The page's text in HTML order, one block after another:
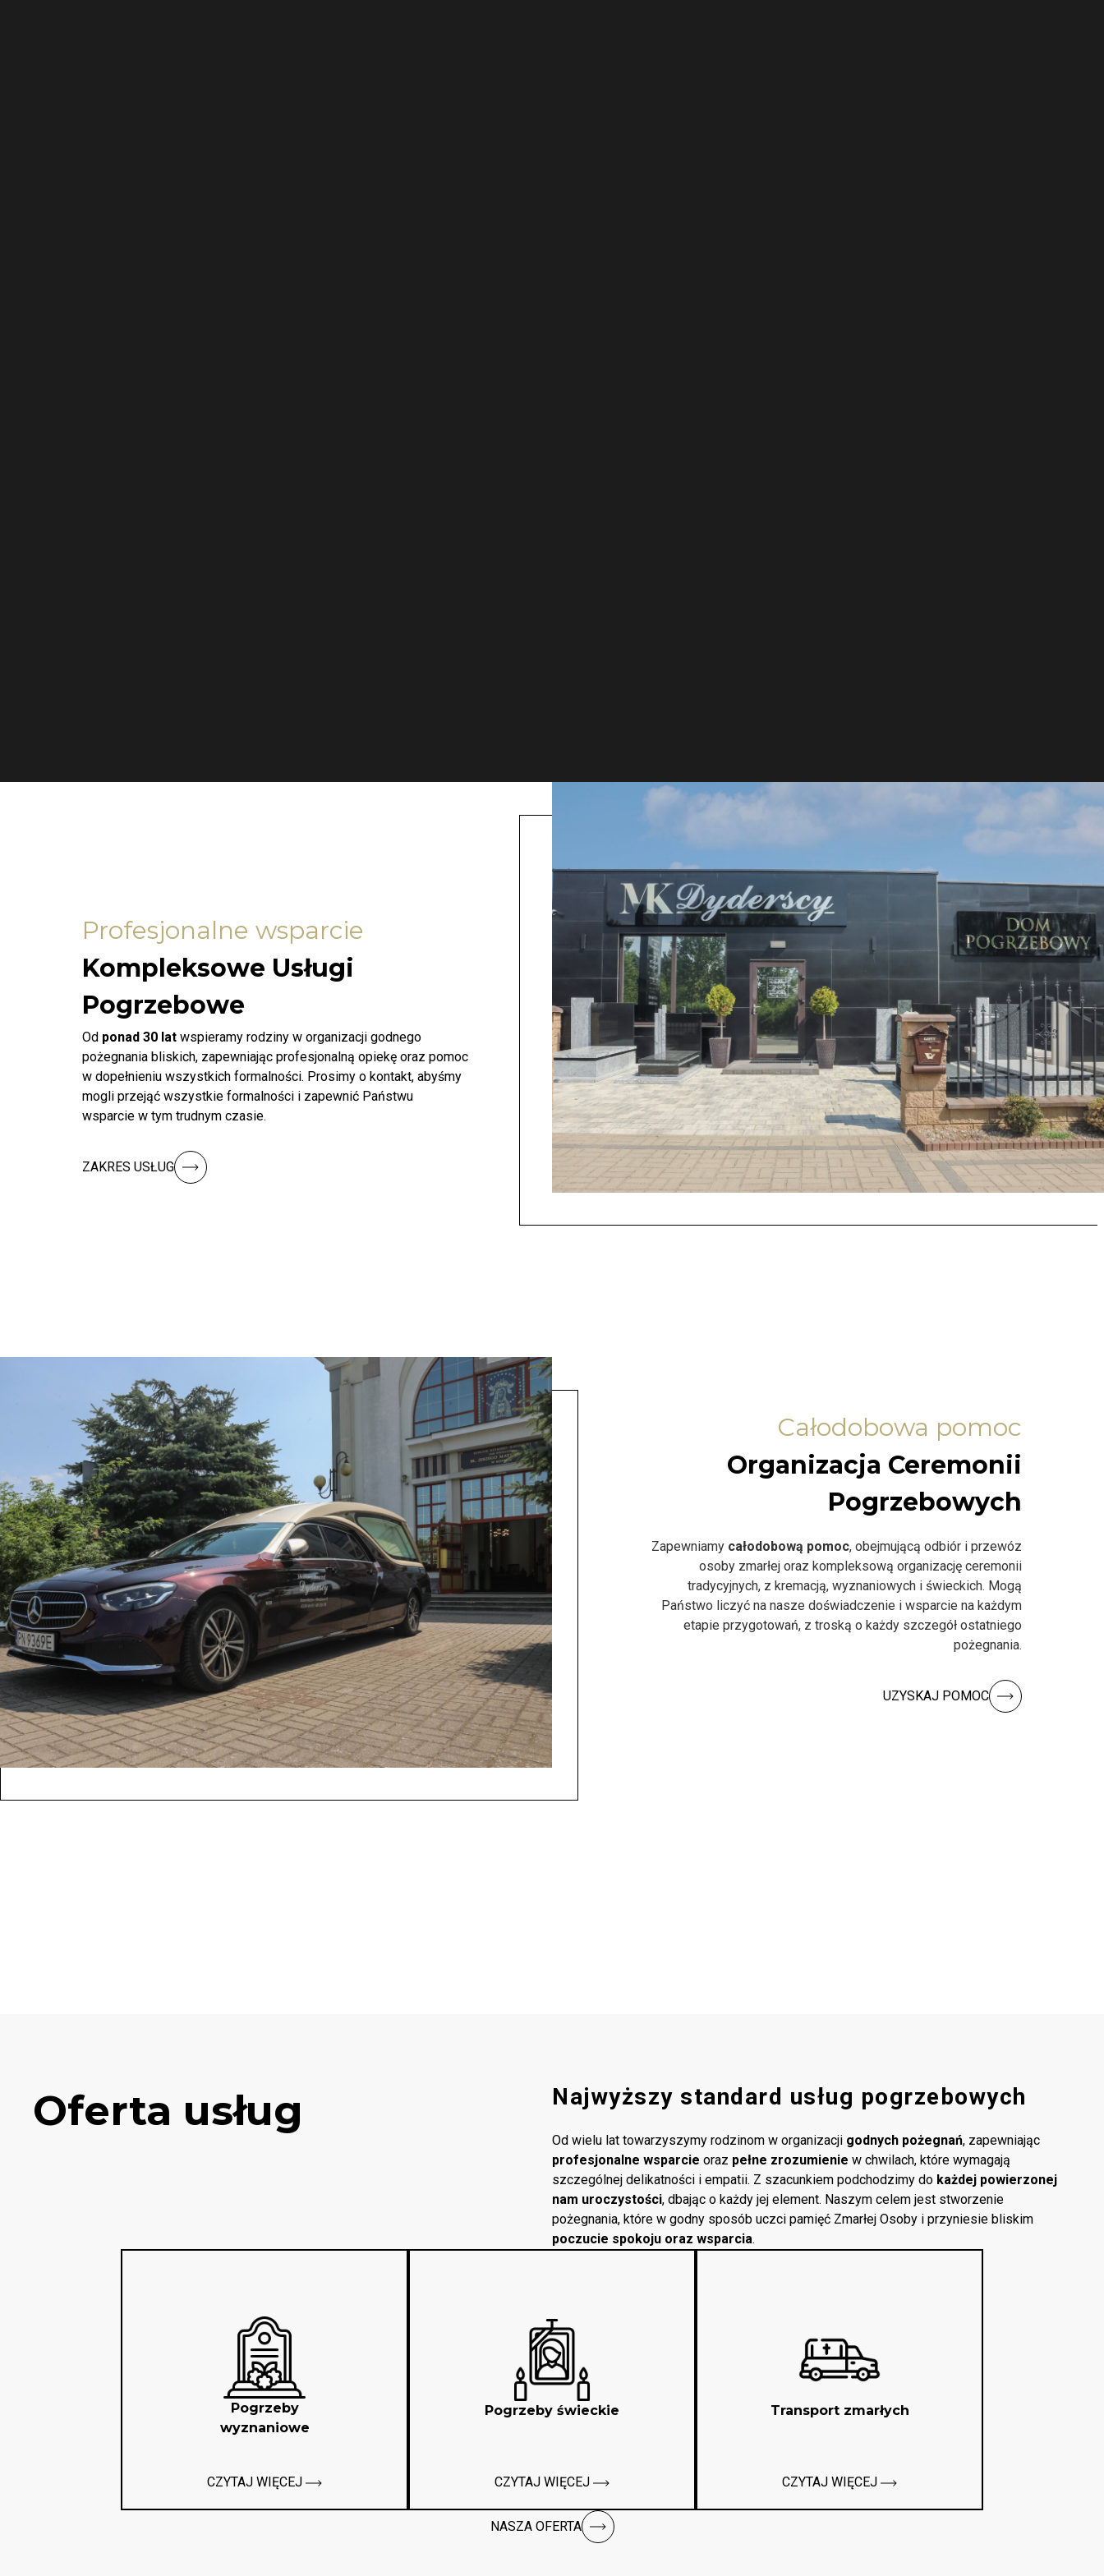
Profesjonalne wsparcie
Kompleksowe Usługi
Pogrzebowe
Od ponad 30 lat wspieramy rodziny w organizacji godnego
pożegnania bliskich, zapewniając profesjonalną opiekę oraz pomoc
w dopełnieniu wszystkich formalności. Prosimy o kontakt, abyśmy
mogli przejąć wszystkie formalności i zapewnić Państwu
wsparcie w tym trudnym czasie.
ZAKRES USŁUG
Całodobowa pomoc
Organizacja Ceremonii
Pogrzebowych
Zapewniamy całodobową pomoc, obejmującą odbiór i przewóz
osoby zmarłej oraz kompleksową organizację ceremonii
tradycyjnych, z kremacją, wyznaniowych i świeckich. Mogą
Państwo liczyć na nasze doświadczenie i wsparcie na każdym
etapie przygotowań, z troską o każdy szczegół ostatniego
pożegnania.
UZYSKAJ POMOC
Oferta usług Najwyższy standard usług pogrzebowych
Od wielu lat towarzyszymy rodzinom w organizacji godnych pożegnań, zapewniając
profesjonalne wsparcie oraz pełne zrozumienie w chwilach, które wymagają
szczególnej delikatności i empatii. Z szacunkiem podchodzimy do każdej powierzonej
nam uroczystości, dbając o każdy jej element. Naszym celem jest stworzenie
pożegnania, które w godny sposób uczci pamięć Zmarłej Osoby i przyniesie bliskim
poczucie spokoju oraz wsparcia.
Pogrzeby
wyznaniowe
CZYTAJ WIĘCEJ
Pogrzeby świeckie
CZYTAJ WIĘCEJ
Transport zmarłych
CZYTAJ WIĘCEJ
NASZA OFERTA